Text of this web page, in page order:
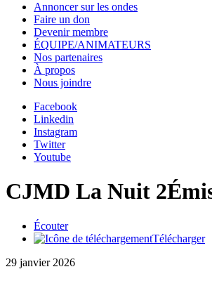
Annoncer sur les ondes
Faire un don
Devenir membre
ÉQUIPE/ANIMATEURS
Nos partenaires
À propos
Nous joindre
Facebook
Linkedin
Instagram
Twitter
Youtube
CJMD La Nuit 2
Écouter
Télécharger
29 janvier 2026